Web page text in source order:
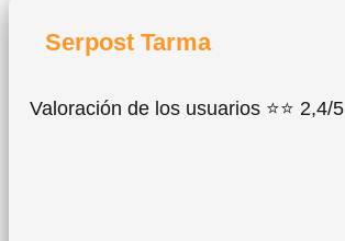
Serpost Tarma
Valoración de los usuarios ⭐⭐ 2,4/5